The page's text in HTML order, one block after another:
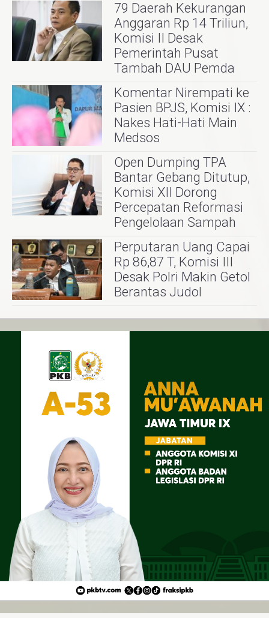
79 Daerah Kekurangan
Anggaran Rp 14 Triliun,
Komisi II Desak
Pemerintah Pusat
Tambah DAU Pemda
Komentar Nirempati ke
Pasien BPJS, Komisi IX :
Nakes Hati-Hati Main
Medsos
Open Dumping TPA
Bantar Gebang Ditutup,
Komisi XII Dorong
Percepatan Reformasi
Pengelolaan Sampah
Perputaran Uang Capai
Rp 86,87 T, Komisi III
Desak Polri Makin Getol
Berantas Judol